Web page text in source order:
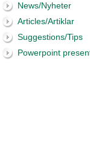
News/Nyheter
Articles/Artiklar
Suggestions/Tips
Powerpoint